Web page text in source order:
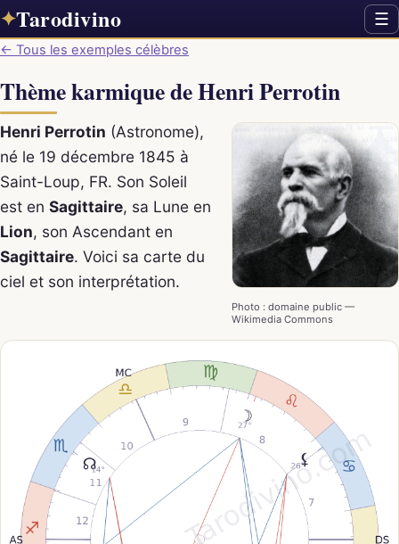
✦Tarodivino ☰
← Tous les exemples célèbres
Thème karmique de Henri Perrotin
Photo : domaine public —
Wikimedia Commons
Henri Perrotin (Astronome),
né le 19 décembre 1845 à
Saint-Loup, FR. Son Soleil
est en Sagittaire, sa Lune en
Lion, son Ascendant en
Sagittaire. Voici sa carte du
ciel et son interprétation.